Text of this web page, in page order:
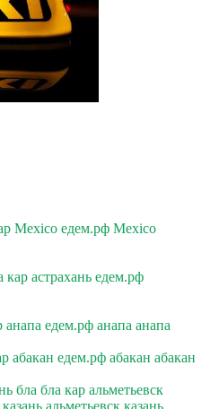
Mexico едем.рф Mexico
кар астрахань едем.рф
анапа едем.рф анапа анапа
абакан едем.рф абакан абакан
бла бла кар альметьевск
альметьевск казань